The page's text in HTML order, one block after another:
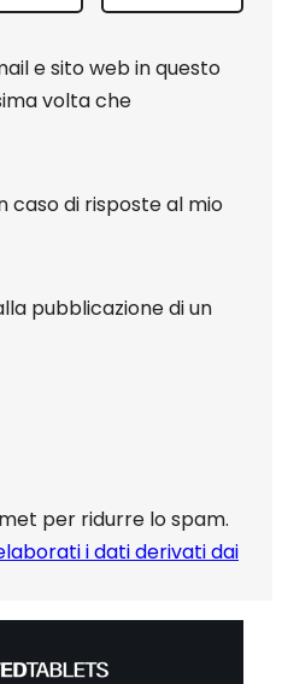
e sito web in questo
volta che
caso di risposte al mio
pubblicazione di un
per ridurre lo spam.
i dati derivati dai